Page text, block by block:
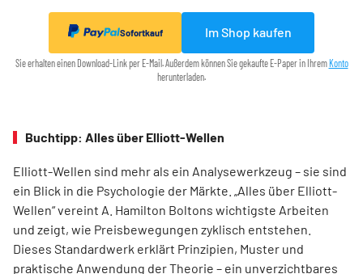
Sofortkauf Im Shop kaufen
Sie erhalten einen Download-Link per E-Mail. Außerdem können Sie gekaufte E-Paper in IhremKonto
herunterladen.
Buchtipp: Alles über Elliott-Wellen
Elliott-Wellen sind mehr als ein Analysewerkzeug – sie sind
ein Blick in die Psychologie der Märkte. „Alles über Elliott-
Wellen“ vereint A. Hamilton Boltons wichtigste Arbeiten
und zeigt, wie Preisbewegungen zyklisch entstehen.
Dieses Standardwerk erklärt Prinzipien, Muster und
praktische Anwendung der Theorie – ein unverzichtbares